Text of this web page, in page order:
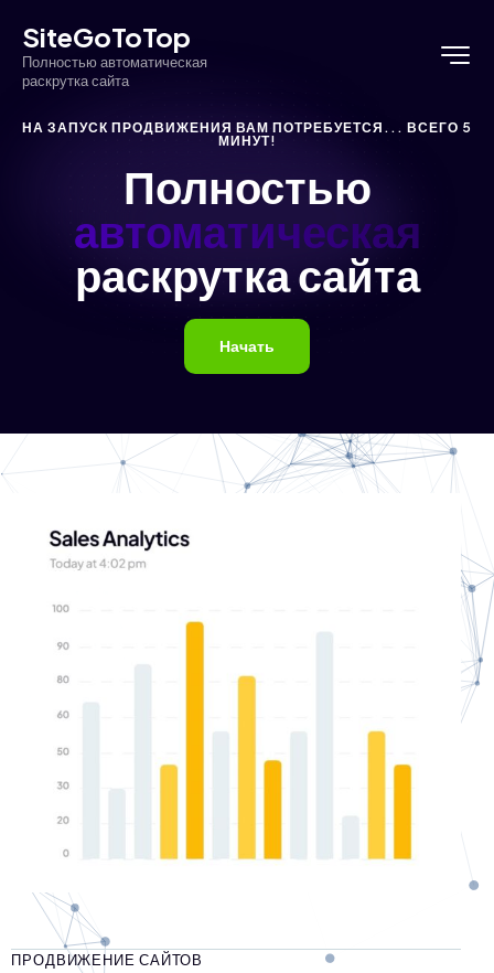
SiteGoToTop
Полностью автоматическая
раскрутка сайта
НА ЗАПУСК ПРОДВИЖЕНИЯ ВАМ ПОТРЕБУЕТСЯ... ВСЕГО 5
МИНУТ!
Полностью
автоматическая
раскрутка сайта
Начать
ПРОДВИЖЕНИЕ САЙТОВ